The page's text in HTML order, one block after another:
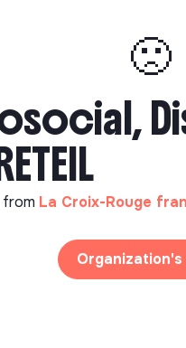
🙁
La Croix-Rouge
Organization's